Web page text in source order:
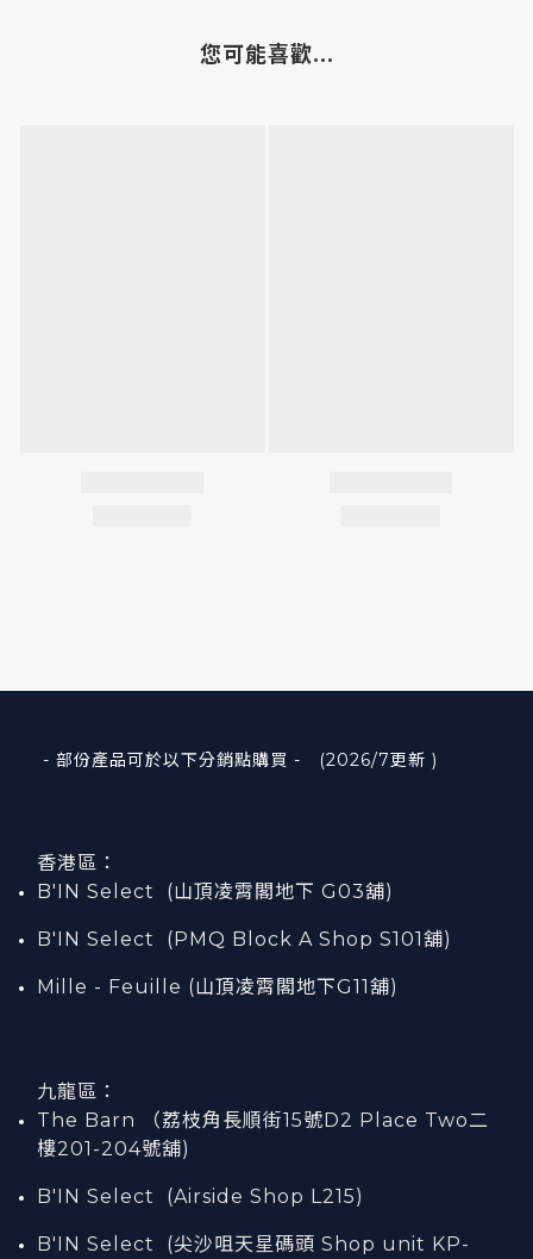
您可能喜歡...
- 部份產品可於以下分銷點購買 - (2026/7更新 )
香港區：
B'IN Select (山頂凌霄閣地下 G03舖)
B'IN Select (PMQ Block A Shop S101舖)
Mille - Feuille (山頂凌霄閣地下G11舖)
九龍區：
The Barn （荔枝角長順街15號D2 Place Two二
樓201-204號舖)
B'IN Select (Airside Shop L215)
B'IN Select (尖沙咀天星碼頭 Shop unit KP-